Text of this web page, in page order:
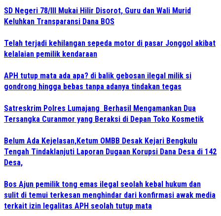
SD Negeri 78/III Mukai Hilir Disorot, Guru dan Wali Murid
Keluhkan Transparansi Dana BOS
Telah terjadi kehilangan sepeda motor di pasar Jonggol akibat
kelalaian pemilik kendaraan
APH tutup mata ada apa? di balik gebosan ilegal milik si
gondrong hingga bebas tanpa adanya tindakan tegas
Satreskrim Polres Lumajang Berhasil Mengamankan Dua
Tersangka Curanmor yang Beraksi di Depan Toko Kosmetik
Belum Ada Kejelasan,Ketum OMBB Desak Kejari Bengkulu
Tengah Tindaklanjuti Laporan Dugaan Korupsi Dana Desa di 142
Desa,
Bos Ajun pemilik tong emas ilegal seolah kebal hukum dan
sulit di temui terkesan menghindar dari konfirmasi awak media
terkait izin legalitas APH seolah tutup mata